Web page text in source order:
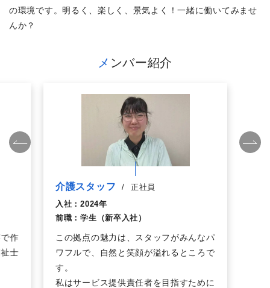
の環境です。明るく、楽しく、景気よく！一緒に働いてみませ
んか？
メンバー紹介
作
士
介護スタッフ /
正社員
入社： 2024年
前職： 学生（新卒入社）
この拠点の魅力は、スタッフがみんなパ
ワフルで、自然と笑顔が溢れるところで
す。
私はサービス提供責任者を目指すために